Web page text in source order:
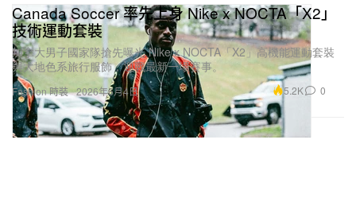
Fashion 時裝
Canada Soccer 率先上身 Nike x NOCTA「X2」
技術運動套裝
加拿大男子國家隊搶先曝光 Nike x NOCTA「X2」高機能運動套裝
與大地色系旅行服飾，迎戰最新一場賽事。
2026年6月4日 5.2K 0